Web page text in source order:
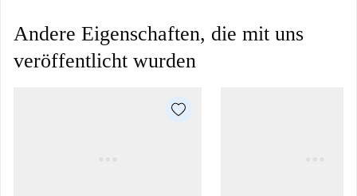
Andere Eigenschaften, die mit uns
veröffentlicht wurden